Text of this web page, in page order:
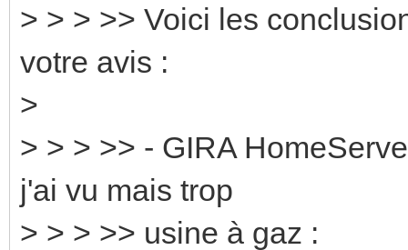
> > > >> Voici les
votre avis :
>
> > > >> - GIRA
j'ai vu mais trop
> > > >> usine à gaz :